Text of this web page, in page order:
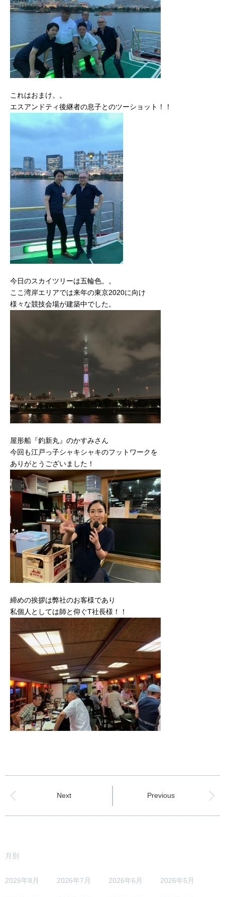
これはおまけ。。
エスアンドティ後継者の息子とのツーショット！！
今日のスカイツリーは五輪色。。
ここ湾岸エリアでは来年の東京2020に向け
様々な競技会場が建築中でした。
屋形船『釣新丸』のかすみさん
今回も江戸っ子シャキシャキのフットワークを
ありがとうございました！
締めの挨拶は弊社のお客様であり
私個人としては師と仰ぐT社長様！！
Next Previous
月別
2026年8月 2026年7月 2026年6月 2026年5月